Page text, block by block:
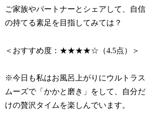
ご家族やパートナーとシェアして、自信
の持てる素足を目指してみては？
＜おすすめ度：★★★★☆（4.5点）＞
※今日も私はお風呂上がりにウルトラス
ムーズで「かかと磨き」をして、自分だ
けの贅沢タイムを楽しんでいます。